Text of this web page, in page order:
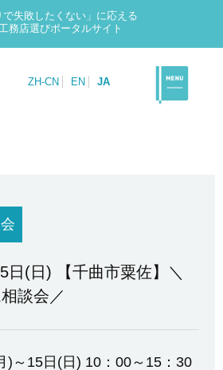
で失敗したくない」に応える
務店選びポータルサイト
ZH-CN EN JA
日(日) 【千曲市粟佐】＼
談会／
)～15日(日) 10：00～15：30